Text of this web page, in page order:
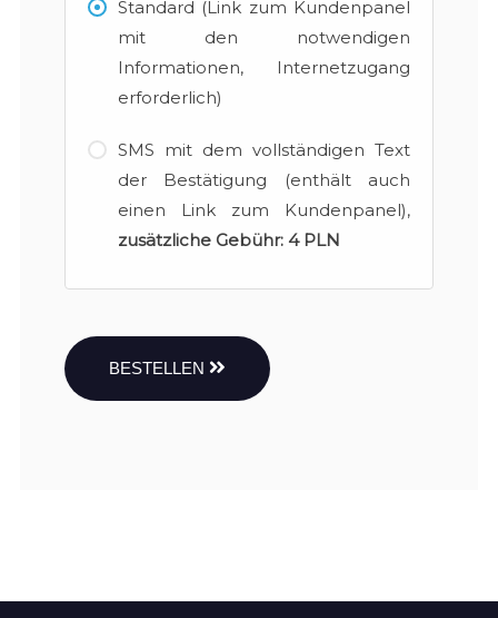
Standard (Link zum Kundenpanel
mit den notwendigen
Informationen, Internetzugang
erforderlich)
SMS mit dem vollständigen Text
der Bestätigung (enthält auch
einen Link zum Kundenpanel),
zusätzliche Gebühr: 4 PLN
BESTELLEN